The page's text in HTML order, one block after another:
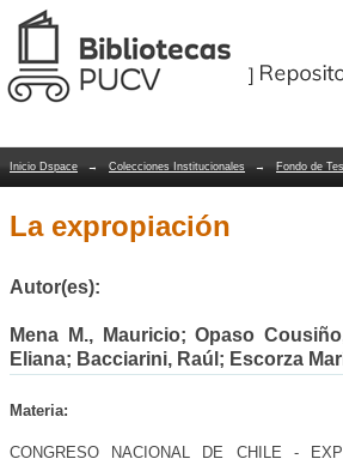
La expropiación
Repositorio Dspace/Manakin
Inicio Dspace → Colecciones Institucionales → Fondo de
La expropiación
Autor(es):
Mena M., Mauricio; Opaso
Eliana; Bacciarini, Raúl; Escorza
Materia:
CONGRESO NACIONAL DE CHILE -